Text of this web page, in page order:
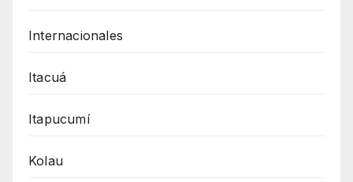
Internacionales
Itacuá
Itapucumí
Kolau